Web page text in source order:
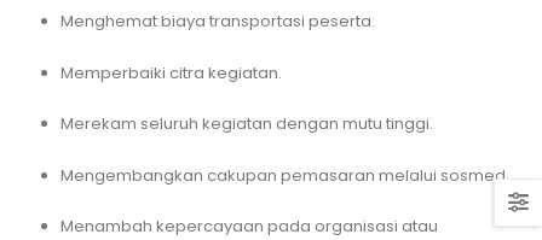
Menghemat biaya transportasi peserta.
Memperbaiki citra kegiatan.
Merekam seluruh kegiatan dengan mutu tinggi.
Mengembangkan cakupan pemasaran melalui sosmed.
Menambah kepercayaan pada organisasi atau